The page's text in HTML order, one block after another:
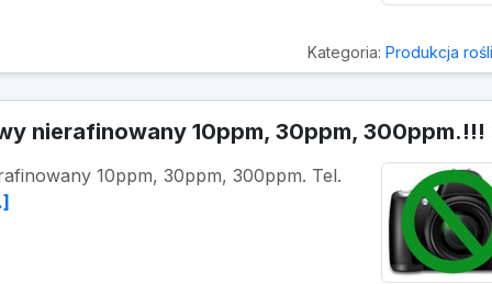
Kategoria: Produkcja
nierafinowany 10ppm, 30ppm, 300ppm.!!!
10ppm, 30ppm, 300ppm. Tel.